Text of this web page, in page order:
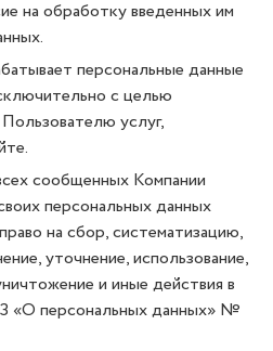
на обработку введенных им
персональные данные
с целью
услуг,
сообщенных Компании
персональных данных
на сбор, систематизацию,
уточнение, использование,
и иные действия в
«О персональных данных» №